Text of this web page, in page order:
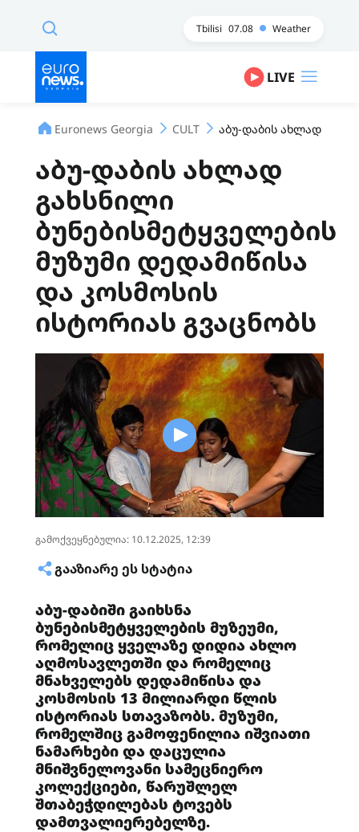
Tbilisi 07.08 Weather
LIVE
Euronews Georgia CULT აბუ-დაბის ახლად
აბუ-დაბის ახლად
გახსნილი
ბუნებისმეტყველების
მუზუმი დედამიწისა
და კოსმოსის
ისტორიას გვაცნობს
გამოქვეყნებულია: 10.12.2025, 12:39
ᲒᲐᲐᲖᲘᲐᲠᲔ ᲔᲡ ᲡᲢᲐᲢᲘᲐ
აბუ-დაბიში გაიხსნა
ბუნებისმეტყველების მუზეუმი,
რომელიც ყველაზე დიდია ახლო
აღმოსავლეთში და რომელიც
მნახველებს დედამიწისა და
კოსმოსის 13 მილიარდი წლის
ისტორიას სთავაზობს. მუზუმი,
რომელშიც გამოფენილია იშვიათი
ნამარხები და დაცულია
მნიშვნელოვანი სამეცნიერო
კოლექციები, წარუშლელ
შთაბეჭდილებას ტოვებს
დამთვალიერებელზე.